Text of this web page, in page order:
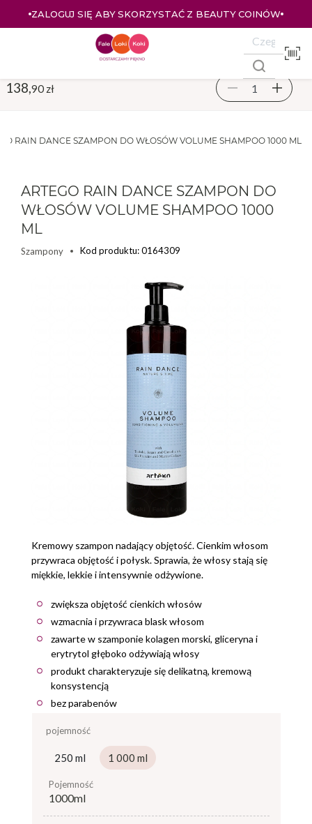
ZALOGUJ SIĘ ABY SKORZYSTAĆ Z BEAUTY COINÓW
RAIN DANCE SZAMPON DO WŁOSÓW VOLUME SHAMPOO 1000 ML
ARTEGO RAIN DANCE SZAMPON DO
WŁOSÓW VOLUME SHAMPOO 1000
ML
Szampony Kod produktu: 0164309
Kremowy szampon nadający objętość. Cienkim włosom
przywraca objętość i połysk. Sprawia, że włosy stają się
miękkie, lekkie i intensywnie odżywione.
zwiększa objętość cienkich włosów
wzmacnia i przywraca blask włosom
zawarte w szamponie kolagen morski, gliceryna i
erytrytol głęboko odżywiają włosy
produkt charakteryzuje się delikatną, kremową
konsystencją
bez parabenów
pojemność
250 ml 1 000 ml
pojemność
1000ml
138, 90 zł